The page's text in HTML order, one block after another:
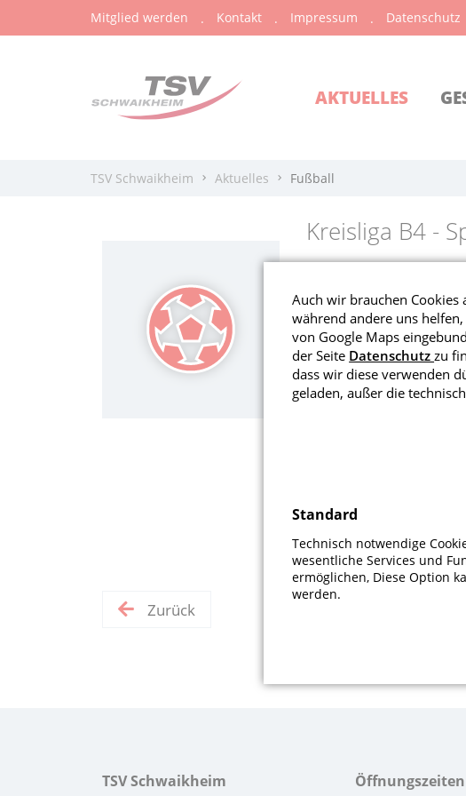
Mitglied werden Kontakt Impressum Datenschutz
AKTUELLES
TSV Schwaikheim Aktuelles Fußball
Kreisliga B4 -
TSV
(2:3)
Am vergangenen
anzutreten. Die
einem angepassten
konnte das Team
Die Torschützen für
Unger. Auch wenn
Hause.
Zurück
TSV Schwaikheim
Auch wir brauchen Cookies
während andere uns
von Google Maps
der Seite Datenschutzzu
dass wir diese verwenden
geladen, außer die
Standard
Technisch notwendige
wesentliche Services und
ermöglichen, Diese Option
werden.